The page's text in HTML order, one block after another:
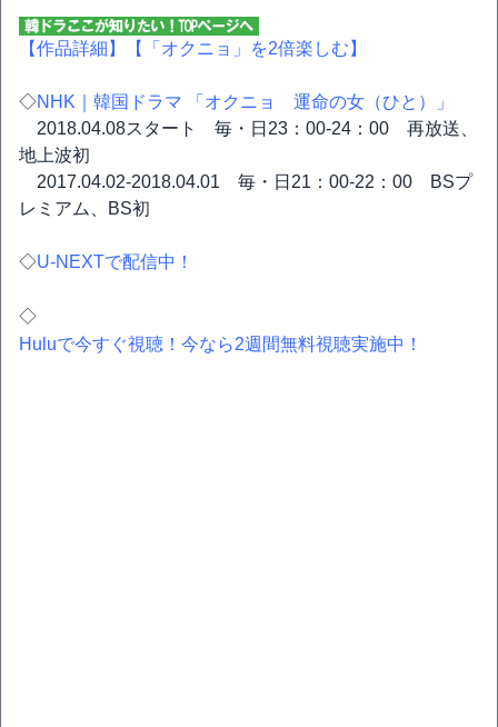
【作品詳細】 【「オクニョ」を2倍楽しむ】
◇NHK｜韓国ドラマ 「オクニョ 運命の女（ひと）」
2018.04.08スタート 毎・日23：00-24：00 再放送、
地上波初
2017.04.02-2018.04.01 毎・日21：00-22：00 BSプ
レミアム、BS初
◇U-NEXTで配信中！
◇
Huluで今すぐ視聴！今なら2週間無料視聴実施中！